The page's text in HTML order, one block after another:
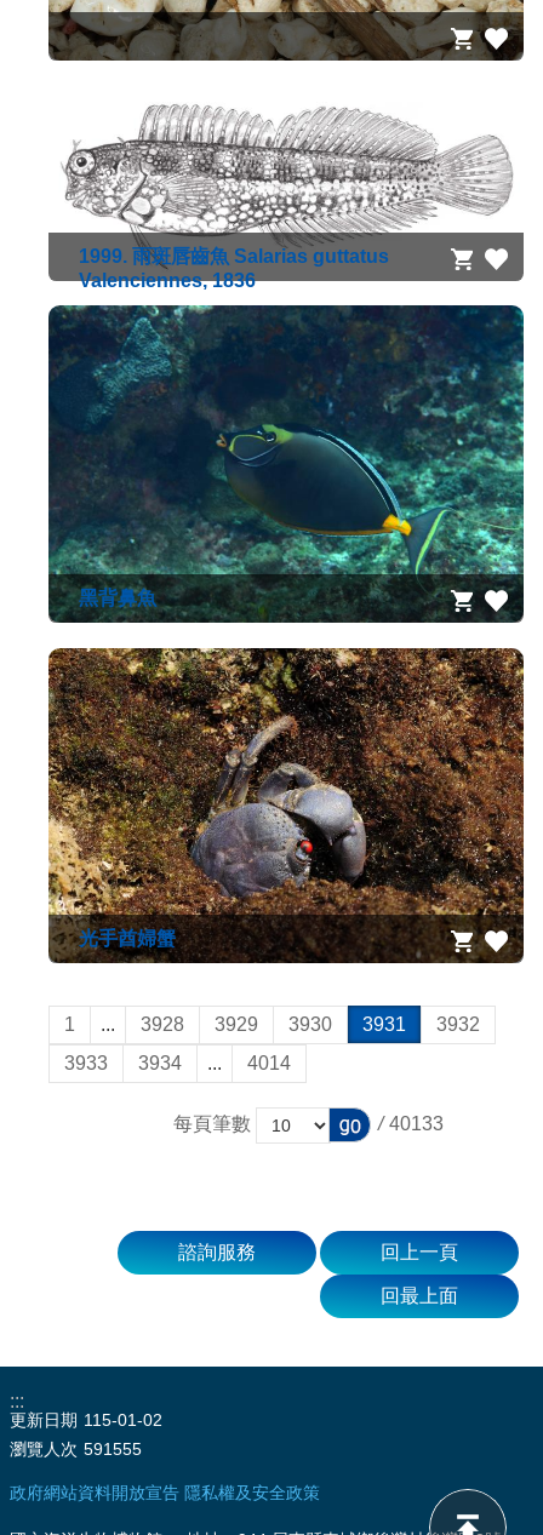
1999. 雨斑唇齒魚 Salarias guttatus
Valenciennes, 1836
黑背鼻魚
光手酋婦蟹
1 ... 3928 3929 3930 3931
3932
3933
3934 ... 4014
每頁筆數 / 40133
諮詢服務 回上一頁
回最上面
:::
更新日期 115-01-02
瀏覽人次 591555
政府網站資料開放宣告 隱私權及安全政策